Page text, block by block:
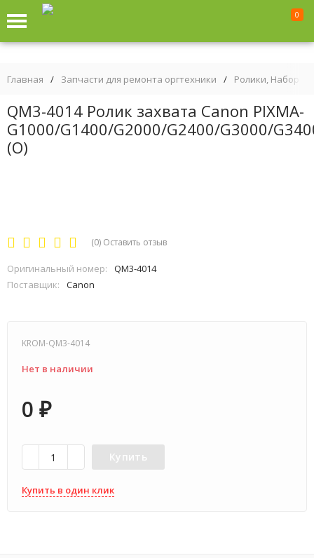
0
Главная / Запчасти для ремонта оргтехники / Ролики, Наборы
QM3-4014 Ролик захвата Canon PIXMA-
G1000/G1400/G2000/G2400/G3000/
(О)
(0) Оставить отзыв
Оригинальный номер:
QM3-4014
Поставщик:
Canon
KROM-QM3-4014
Нет в наличии
0 ₽
Купить
Купить в один клик